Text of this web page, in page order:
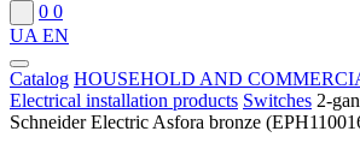
0 0
UA EN
Catalog HOUSEHOLD AND
Electrical installation products Switches 2-
Schneider Electric Asfora bronze